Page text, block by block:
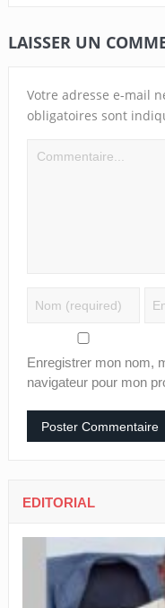
LAISSER UN
Votre adresse e-mail
obligatoires sont
Enregistrer mon nom,
navigateur pour mon
EDITORIAL